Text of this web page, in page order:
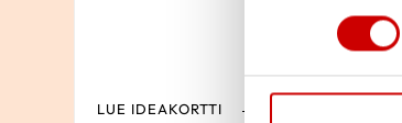
LUE IDEAKORTTI